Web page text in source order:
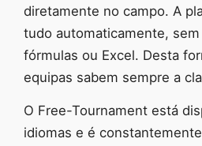
diretamente no campo. A
tudo automaticamente,
fórmulas ou Excel. Desta
equipas sabem sempre a
O Free-Tournament está
idiomas e é